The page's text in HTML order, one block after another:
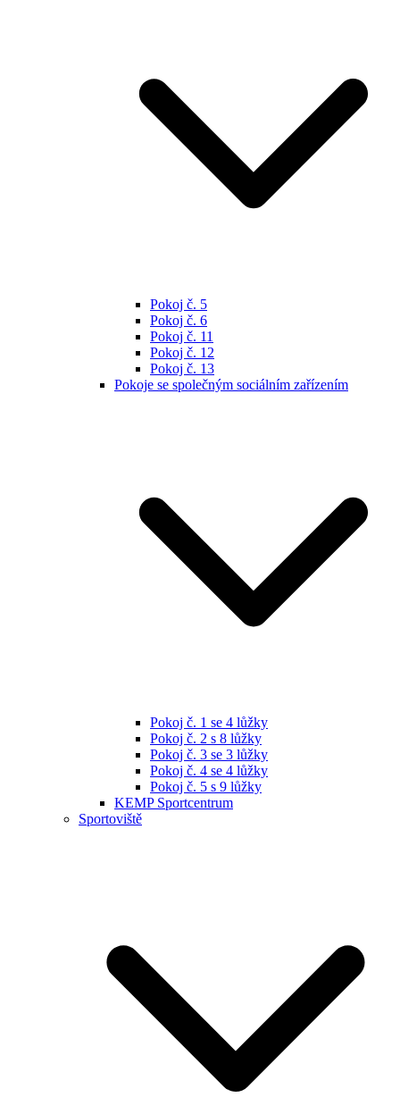
Pokoj č. 5
Pokoj č. 6
Pokoj č. 11
Pokoj č. 12
Pokoj č. 13
Pokoje se společným sociálním zařízením
Pokoj č. 1 se 4 lůžky
Pokoj č. 2 s 8 lůžky
Pokoj č. 3 se 3 lůžky
Pokoj č. 4 se 4 lůžky
Pokoj č. 5 s 9 lůžky
KEMP Sportcentrum
Sportoviště